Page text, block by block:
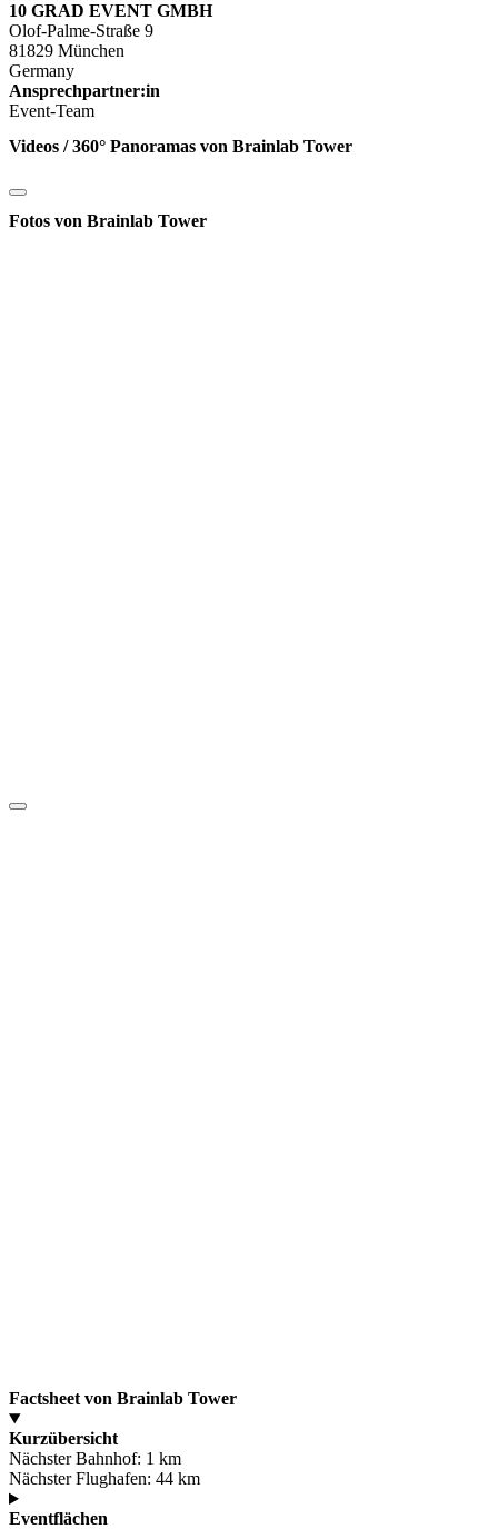
10 GRAD EVENT GMBH
Olof-Palme-Straße 9
81829 München
Germany
Ansprechpartner:in
Event-Team
Videos / 360° Panoramas von Brainlab Tower
Fotos von Brainlab Tower
Factsheet von Brainlab Tower
Kurzübersicht
Nächster Bahnhof: 1 km
Nächster Flughafen: 44 km
Eventflächen